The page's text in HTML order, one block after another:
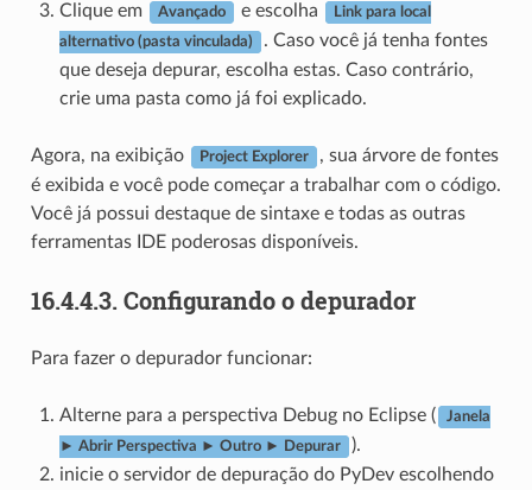
Clique em
Avançado e escolha Link para local
alternativo (pasta vinculada)
. Caso você já tenha fontes
que deseja depurar, escolha estas. Caso contrário,
crie uma pasta como já foi explicado.
Agora, na exibição Project Explorer
, sua árvore de fontes
é exibida e você pode começar a trabalhar com o código.
Você já possui destaque de sintaxe e todas as outras
ferramentas IDE poderosas disponíveis.
16.4.4.3. Configurando o depurador
Para fazer o depurador funcionar:
Alterne para a perspectiva Debug no Eclipse ( Janela
► Abrir Perspectiva ► Outro ► Depurar
).
inicie o servidor de depuração do PyDev escolhendo